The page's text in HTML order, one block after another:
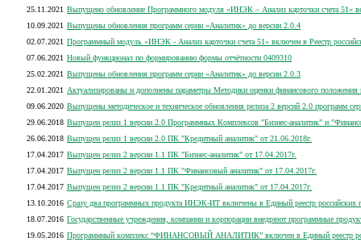
25.11.2021 Выпущено обновление Программного модуля «ИНЭК – Анализ карточки счета 51»
10.09.2021 Выпущены обновления программ серии «Аналитик» до версии 2.0.4
02.07.2021 Программный модуль «ИНЭК - Анализ карточки счета 51» включен в Реестр
07.06.2021 Новый функционал по формированию формы отчётности 0409310
25.02.2021 Выпущены обновления программ серии «Аналитик» до версии 2.0.3
22.01.2021
Актуализированы и дополнены параметры Методики оценки финансового
09.06.2020 Выпущены методическое и техническое обновления релиза 2 версий 2.0 программ
29.06.2018 Выпущен релиз 1 версии 2.0 Программных Комплексов "Бизнес-аналитик" и
26.06.2018 Выпущен релиз 1 версии 2.0 ПК "Кредитный аналитик" от 21.06.2018г.
17.04.2017 Выпущен релиз 2 версии 1.1 ПК "Бизнес-аналитик" от 17.04.2017г.
17.04.2017 Выпущен релиз 2 версии 1.1 ПК "Финансовый аналитик" от 17.04.2017г.
17.04.2017 Выпущен релиз 2 версии 1.1 ПК "Кредитный аналитик" от 17.04.2017г.
13.10.2016 Сразу два программных продукта ИНЭК-ИТ включены в Единый реестр российских
18.07.2016 Государственные учреждения, компании и корпорации внедряют программные
19.05.2016 Программный комплекс “ФИНАНСОВЫЙ АНАЛИТИК” включен в Единый реестр